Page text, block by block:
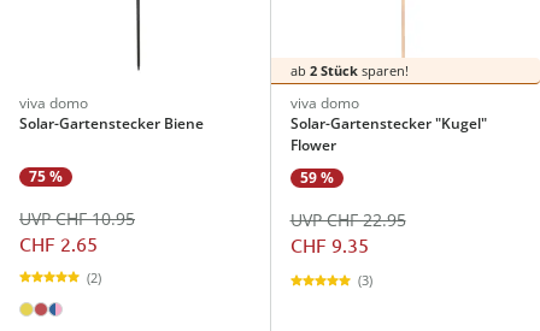
viva domo
Solar-Gartenstecker Biene
75 %
CHF 2.65
UVP CHF 10.95
(2)
ab 2 Stücksparen!
viva domo
Solar-Gartenstecker "Kugel"
Flower
59 %
CHF 9.35
UVP CHF 22.95
(3)